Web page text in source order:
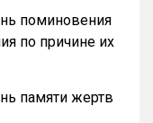
поминовения
по причине их
памяти жертв